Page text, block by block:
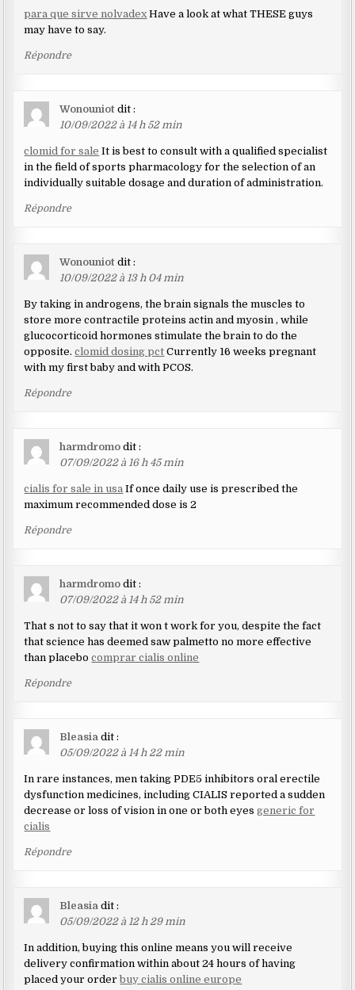
para que sirve nolvadex Have a look at what THESE guys
may have to say.
Répondre
Wonouniot dit :
10/09/2022 à 14 h 52 min
clomid for sale It is best to consult with a qualified specialist
in the field of sports pharmacology for the selection of an
individually suitable dosage and duration of administration.
Répondre
Wonouniot dit :
10/09/2022 à 13 h 04 min
By taking in androgens, the brain signals the muscles to
store more contractile proteins actin and myosin , while
glucocorticoid hormones stimulate the brain to do the
opposite.clomid dosing pct Currently 16 weeks pregnant
with my first baby and with PCOS.
Répondre
harmdromo dit :
07/09/2022 à 16 h 45 min
cialis for sale in usa If once daily use is prescribed the
maximum recommended dose is 2
Répondre
harmdromo dit :
07/09/2022 à 14 h 52 min
That s not to say that it won t work for you, despite the fact
that science has deemed saw palmetto no more effective
than placebocomprar cialis online
Répondre
Bleasia dit :
05/09/2022 à 14 h 22 min
In rare instances, men taking PDE5 inhibitors oral erectile
dysfunction medicines, including CIALIS reported a sudden
decrease or loss of vision in one or both eyesgeneric for
cialis
Répondre
Bleasia dit :
05/09/2022 à 12 h 29 min
In addition, buying this online means you will receive
delivery confirmation within about 24 hours of having
placed your orderbuy cialis online europe